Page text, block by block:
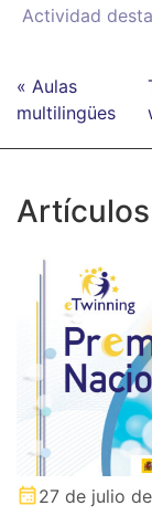
Actividad
« Aulas
multilingües
27 de julio